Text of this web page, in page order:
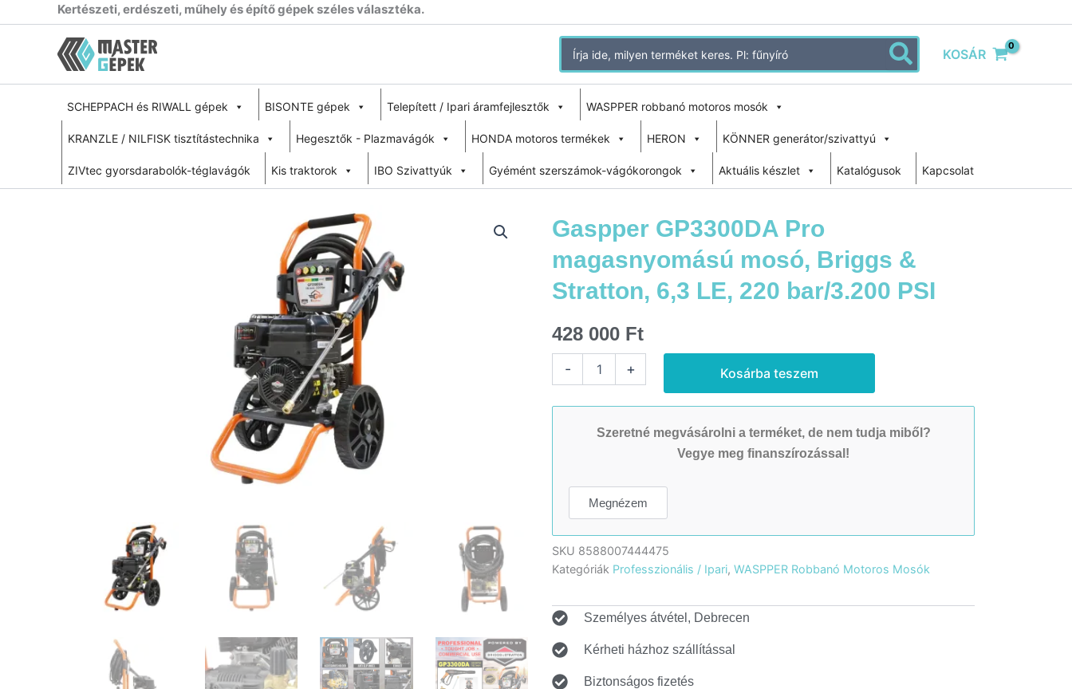
Kertészeti, erdészeti, műhely és építő gépek széles választéka.
Search
for:
KOSÁR
SCHEPPACH és RIWALL gépek BISONTE gépek Telepített / Ipari áramfejlesztők WASPPER robbanó motoros mosók
KRANZLE / NILFISK tisztítástechnika Hegesztők - Plazmavágók HONDA motoros termékek HERON KÖNNER generátor/szivattyú
ZIVtec gyorsdarabolók-téglavágók Kis traktorok IBO Szivattyúk Gyémént szerszámok-vágókorongok Aktuális készlet Katalógusok Kapcsolat
Gaspper GP3300DA Pro
magasnyomású mosó, Briggs &
Stratton, 6,3 LE, 220 bar/3.200 PSI
428 000 Ft
-
GP3300DA
magasnyomású
220
bar/3.200
PSI
mennyiség
+ Kosárba teszem
Szeretné megvásárolni a terméket, de nem tudja miből?
Vegye meg finanszírozással!
Megnézem
SKU 8588007444475
Kategóriák Professzionális / Ipari, WASPPER Robbanó Motoros Mosók
Személyes átvétel, Debrecen
Kérheti házhoz szállítással
Biztonságos fizetés